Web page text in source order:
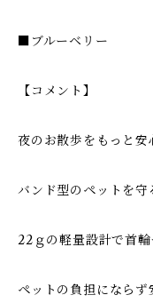
■ブルーベリー
【コメント】
夜のお散歩をもっと安
バンド型のペットを
22ｇの軽量設計で首輪
ペットの負担になら